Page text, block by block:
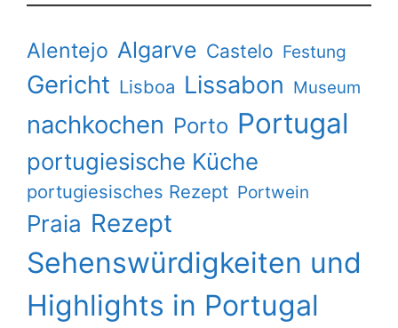
Alentejo Algarve Castelo Festung
Gericht Lisboa Lissabon Museum
nachkochen Porto Portugal
portugiesische Küche
portugiesisches Rezept Portwein
Praia Rezept
Sehenswürdigkeiten und
Highlights in Portugal